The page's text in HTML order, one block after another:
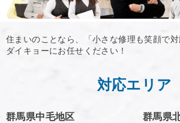
住まいのことなら、「小さな修理も笑顔で
ダイキョーにお任せください！
対応エリア
群馬県中毛地区 群馬県